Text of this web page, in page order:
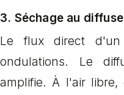
3. Séchage au
Le flux direct d'un
ondulations. Le
amplifie. À l'air